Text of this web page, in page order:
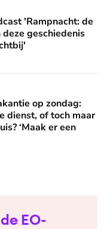
de Titanic': 'We
'Rampnacht: de
geschiedenis
naar een
op zondag:
dienst, of toch maar
‘Maak er een
EO-